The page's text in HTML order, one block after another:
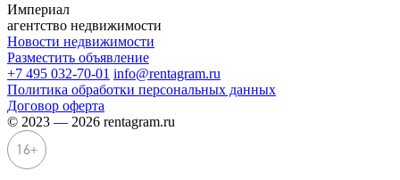
Империал
агентство недвижимости
Новости недвижимости
Разместить объявление
+7 495 032-70-01 info@rentagram.ru
Политика обработки персональных данных
Договор оферта
© 2023 — 2026 rentagram.ru